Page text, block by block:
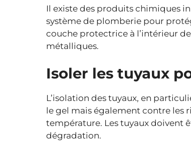
Il existe des produits chimiques
système de plomberie pour
couche protectrice à l’intérieur
métalliques.
Isoler les tuyaux
L’isolation des tuyaux, en
le gel mais également contre les
température. Les tuyaux doivent
dégradation.